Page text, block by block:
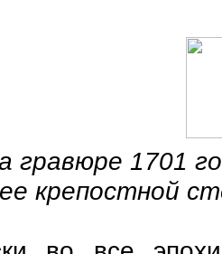
гравюре 1701
крепостной